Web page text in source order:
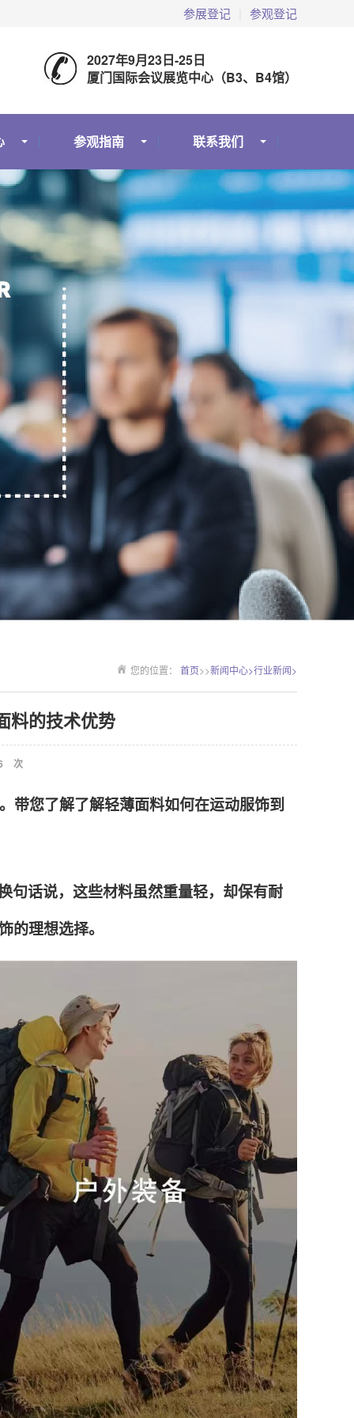
参展登记 参观登记
2027年9月23日-25日
厦门国际会议展览中心（B3、B4馆）
参观指南 联系我们
您的位置： 首页>>新闻中心>行业新闻>
料的技术优势
次
带您了解了解轻薄面料如何在运动服饰到
句话说，这些材料虽然重量轻，却保有耐
的理想选择。